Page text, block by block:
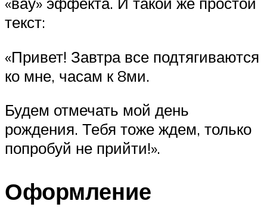
текст:
«Привет! Завтра все подтягиваются
ко мне, часам к 8ми.
Будем отмечать мой день
рождения. Тебя тоже ждем, только
попробуй не прийти!».
Оформление